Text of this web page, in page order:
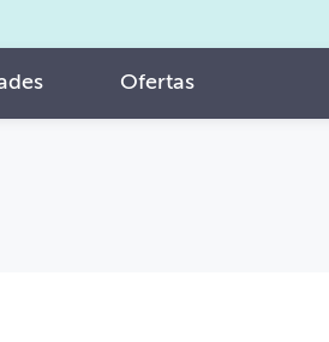
Ofertas